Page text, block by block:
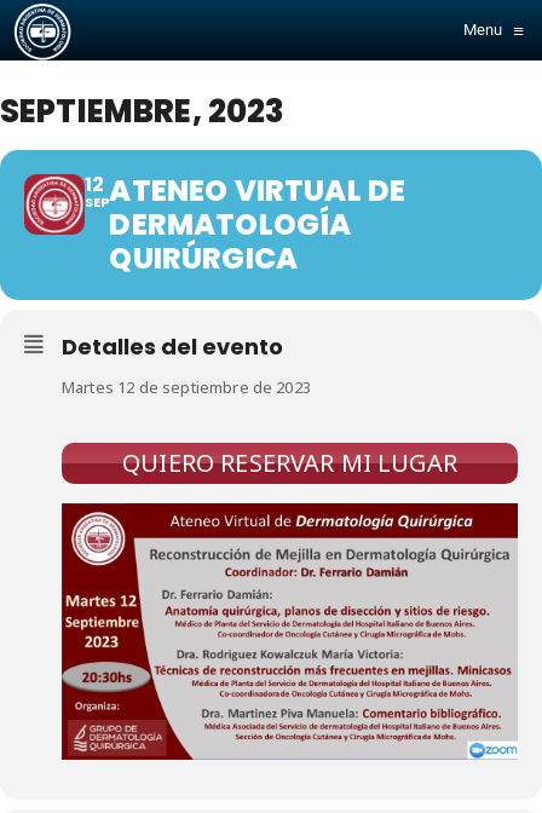
Menu ≡
SEPTIEMBRE, 2023
12
SEPATENEO VIRTUAL DE
DERMATOLOGÍA
QUIRÚRGICA
Detalles del evento
Martes 12 de septiembre de 2023
QUIERO RESERVAR MI LUGAR